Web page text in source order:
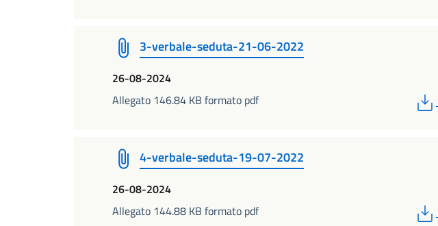
3-verbale-seduta-21-06-2022
26-08-2024
Allegato 146.84 KB formato pdf
4-verbale-seduta-19-07-2022
26-08-2024
Allegato 144.88 KB formato pdf